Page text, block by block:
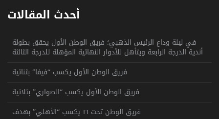
أحدث المقالات
في ليلة وداع الرئيس الذهبي؛ فريق الوطن الأول يحقق بطولة
أندية الدرجة الرابعة ويتأهل للأدوار النهائية المؤهلة للدرجة الثالثة
فريق الوطن الأول يكسب “فيفا” بثنائية
فريق الوطن الأول يكسب “الصواري” بثلاثية
فريق الوطن تحت ١٦ يكسب “الأهلي” بهدف